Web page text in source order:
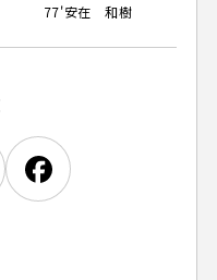
ゴについてプライバシーポリ
イバシーポリシー
77'安在 和樹